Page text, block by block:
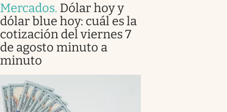
Mercados. Dólar hoy y
dólar blue hoy: cuál es la
cotización del viernes 7
de agosto minuto a
minuto